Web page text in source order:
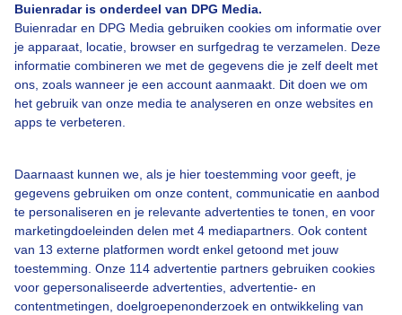
Buienradar is onderdeel van DPG Media.
Buienradar en DPG Media gebruiken cookies om informatie over
je apparaat, locatie, browser en surfgedrag te verzamelen. Deze
informatie combineren we met de gegevens die je zelf deelt met
ons, zoals wanneer je een account aanmaakt. Dit doen we om
het gebruik van onze media te analyseren en onze websites en
apps te verbeteren.
Daarnaast kunnen we, als je hier toestemming voor geeft, je
gegevens gebruiken om onze content, communicatie en aanbod
te personaliseren en je relevante advertenties te tonen, en voor
marketingdoeleinden delen met 4 mediapartners. Ook content
van 13 externe platformen wordt enkel getoond met jouw
toestemming. Onze 114 advertentie partners gebruiken cookies
voor gepersonaliseerde advertenties, advertentie- en
contentmetingen, doelgroepenonderzoek en ontwikkeling van
Bekijk slideshow
Over Buienradar